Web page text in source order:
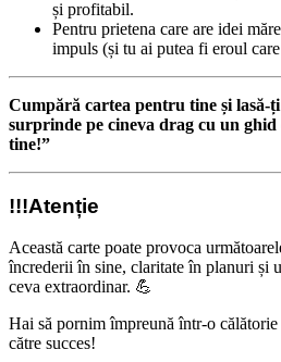
și profitabil.
Pentru prietena care are idei
impuls (și tu ai putea fi eroul
Cumpără cartea pentru tine și lasă-ți
surprinde pe cineva drag cu un ghid
tine!”
!!!Atenție
Această carte poate provoca
încrederii în sine, claritate în planuri și
ceva extraordinar. 💪
Hai să pornim împreună într-o
către succes!